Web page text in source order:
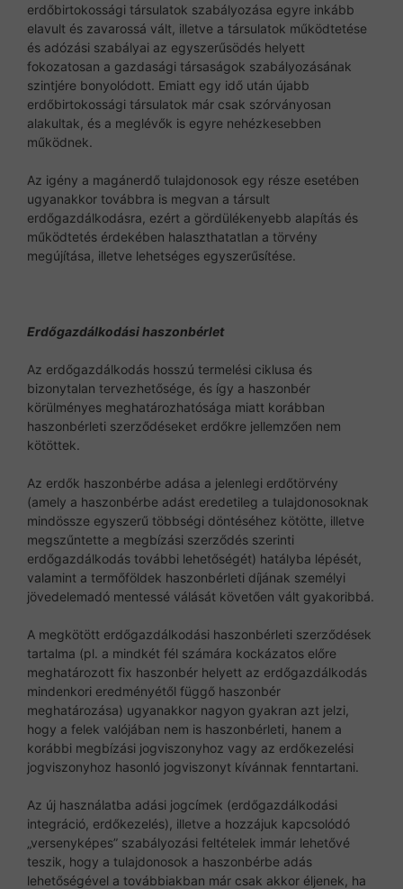
erdőbirtokossági társulatok szabályozása egyre inkább
elavult és zavarossá vált, illetve a társulatok működtetése
és adózási szabályai az egyszerűsödés helyett
fokozatosan a gazdasági társaságok szabályozásának
szintjére bonyolódott. Emiatt egy idő után újabb
erdőbirtokossági társulatok már csak szórványosan
alakultak, és a meglévők is egyre nehézkesebben
működnek.
Az igény a magánerdő tulajdonosok egy része esetében
ugyanakkor továbbra is megvan a társult
erdőgazdálkodásra, ezért a gördülékenyebb alapítás és
működtetés érdekében halaszthatatlan a törvény
megújítása, illetve lehetséges egyszerűsítése.
Erdőgazdálkodási haszonbérlet
Az erdőgazdálkodás hosszú termelési ciklusa és
bizonytalan tervezhetősége, és így a haszonbér
körülményes meghatározhatósága miatt korábban
haszonbérleti szerződéseket erdőkre jellemzően nem
kötöttek.
Az erdők haszonbérbe adása a jelenlegi erdőtörvény
(amely a haszonbérbe adást eredetileg a tulajdonosoknak
mindössze egyszerű többségi döntéséhez kötötte, illetve
megszűntette a megbízási szerződés szerinti
erdőgazdálkodás további lehetőségét) hatályba lépését,
valamint a termőföldek haszonbérleti díjának személyi
jövedelemadó mentessé válását követően vált gyakoribbá.
A megkötött erdőgazdálkodási haszonbérleti szerződések
tartalma (pl. a mindkét fél számára kockázatos előre
meghatározott fix haszonbér helyett az erdőgazdálkodás
mindenkori eredményétől függő haszonbér
meghatározása) ugyanakkor nagyon gyakran azt jelzi,
hogy a felek valójában nem is haszonbérleti, hanem a
korábbi megbízási jogviszonyhoz vagy az erdőkezelési
jogviszonyhoz hasonló jogviszonyt kívánnak fenntartani.
Az új használatba adási jogcímek (erdőgazdálkodási
integráció, erdőkezelés), illetve a hozzájuk kapcsolódó
„versenyképes” szabályozási feltételek immár lehetővé
teszik, hogy a tulajdonosok a haszonbérbe adás
lehetőségével a továbbiakban már csak akkor éljenek, ha